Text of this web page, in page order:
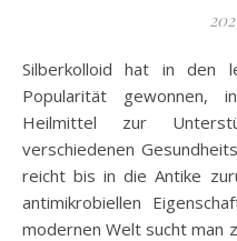
Silberkolloid hat in den letzten Jahren zunehmend an
Popularität gewonnen,
Heilmittel zur
verschiedenen
reicht bis in die Antike
antimikrobiellen
modernen Welt sucht man